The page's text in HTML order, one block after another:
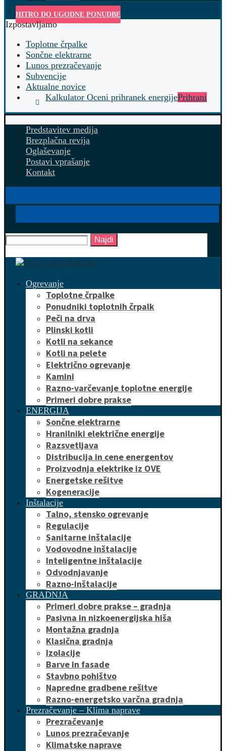
HITRO DO UGODNE PONUDBE
Izpostavljamo
Toplotne črpalke
Sončne elektrarne
Lunos prezračevanje
Subvencije
Aktualne novice
Kalkulator Oceni prihranek energijePrihrani
Predstavitev medija
Brezplačna revija
Oglaševanje
Postavi vprašanje
Kontakt
Najdi
Ogrevanje
Toplotne črpalke
Ponudniki toplotnih črpalk
Peči na drva
Plinski kotli
Kotli na sekance
Kotli na pelete
Električno ogrevanje
Kamini
Razno-varčevanje toplotne energije
Primeri dobre prakse
ENERGIJA
Sončne elektrarne
Hranilniki električne energije
Razsvetljava
Distribucija in cene energentov
Proizvodnja elektrike iz OVE
Energetske rešitve
Kogeneracije
Inštalacije
Talno, stensko ogrevanje
Regulacije
Sanitarne inštalacije
Vodovodne inštalacije
Inteligentne inštalacije
Odvodnjavanje
Razno-inštalacije
GRADNJA
Primeri dobre prakse – gradnja
Pasivna in nizkoenergijska hiša
Montažna gradnja
Klasična gradnja
Izolacije
Barve in fasade
Stavbno pohištvo
Napredne gradbene rešitve
Razno-energetsko varčna gradnja
Prezračevanje – Klima naprave
Prezračevanje
Lunos prezračevanje
Klimatske naprave